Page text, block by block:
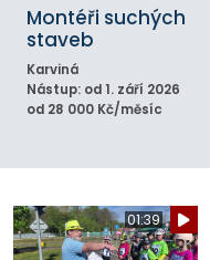
Montéři suchých
staveb
Karviná
Nástup: od 1. září 2026
od 28 000 Kč/měsíc
01:39